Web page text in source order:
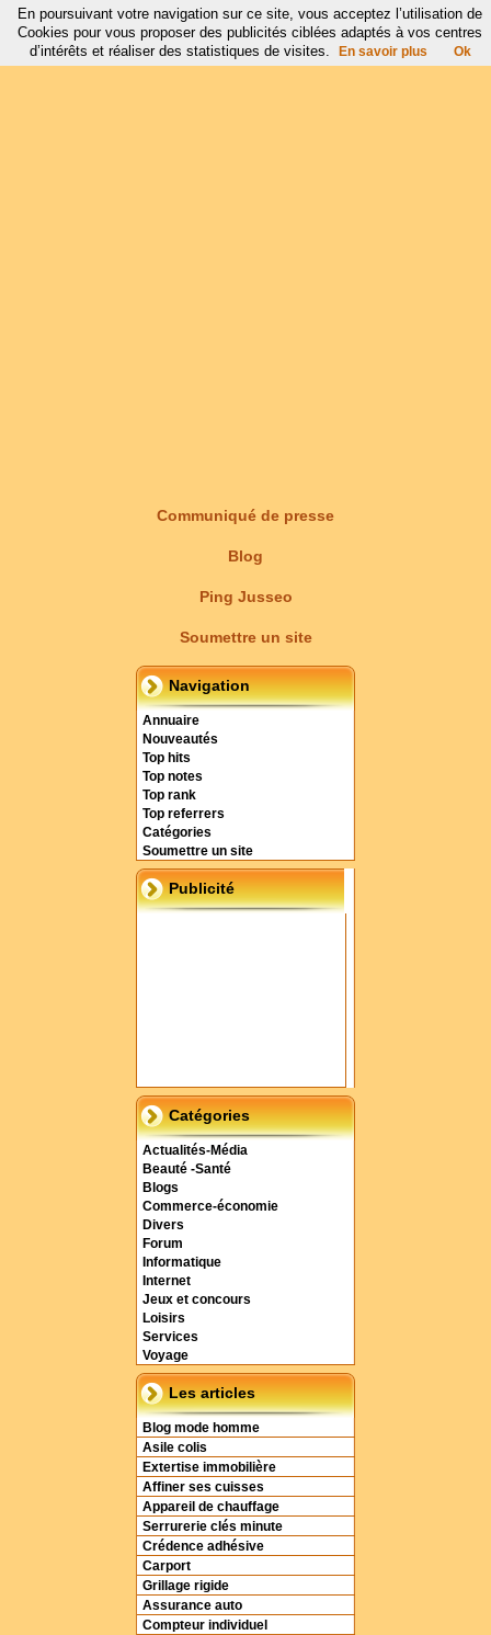
Communiqué de presse
Blog
Ping Jusseo
Soumettre un site
Navigation
Annuaire
Nouveautés
Top hits
Top notes
Top rank
Top referrers
Catégories
Soumettre un site
Publicité
Catégories
Actualités-Média
Beauté -Santé
Blogs
Commerce-économie
Divers
Forum
Informatique
Internet
Jeux et concours
Loisirs
Services
Voyage
Les articles
Blog mode homme
Asile colis
Extertise immobilière
Affiner ses cuisses
Appareil de chauffage
Serrurerie clés minute
Crédence adhésive
Carport
Grillage rigide
Assurance auto
Compteur individuel
En poursuivant votre navigation sur ce site, vous acceptez l’utilisation de
Cookies pour vous proposer des publicités ciblées adaptés à vos centres
d’intérêts et réaliser des statistiques de visites.
En savoir plus Ok